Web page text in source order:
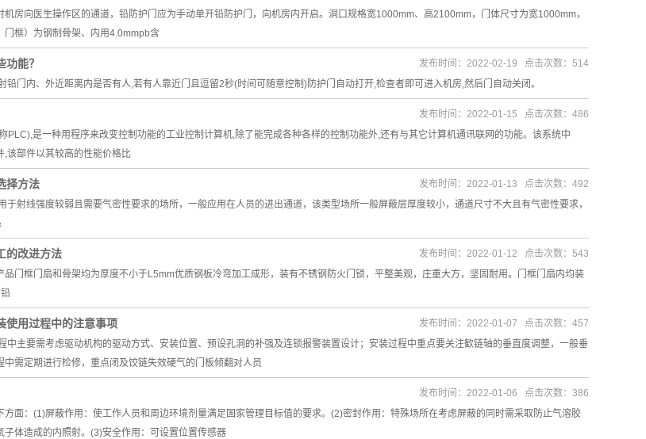
房向医生操作区的通道，铅防护门应为手动单开铅防护门，向机房内开启。洞口规格宽1000mm、高2100mm，门体尺寸为宽1000mm，
门框）为钢制骨架、内用4.0mmpb含
能？
铅门内、外近距离内是否有人,若有人靠近门且逗留2秒(时间可随意控制)防护门自动打开,检查者即可进入机房,然后门自动关闭。
发布时间：2022-02-19 点击次数：514
PLC),是一种用程序来改变控制功能的工业控制计算机,除了能完成各种各样的控制功能外,还有与其它计算机通讯联网的功能。该系统中
,该部件以其较高的性能价格比
发布时间：2022-01-15 点击次数：486
择方法
于射线强度较弱且需要气密性要求的场所，一般应用在人员的进出通道，该类型场所一般屏蔽层厚度较小，通道尺寸不大且有气密性要求，
发布时间：2022-01-13 点击次数：492
的改进方法
门框门扇和骨架均为厚度不小于L5mm优质钢板冷弯加工成形，装有不锈钢防火门锁，平整美观，庄重大方，坚固耐用。门框门扇内均装
发布时间：2022-01-12 点击次数：543
使用过程中的注意事项
中主要需考虑驱动机构的驱动方式、安装位置、预设孔洞的补强及连锁报警装置设计；安装过程中重点要关注歓链轴的垂直度调整，一般垂
需定期进行检修，重点闭及饺链失效硬气的门板倾翻对人员
发布时间：2022-01-07 点击次数：457
方面：(1)屏蔽作用：使工作人员和周边环境剂量满足国家管理目标值的要求。(2)密封作用：特殊场所在考虑屏蔽的同时需采取防止气溶胶
体造成的内照射。(3)安全作用：可设置位置传感器
发布时间：2022-01-06 点击次数：386